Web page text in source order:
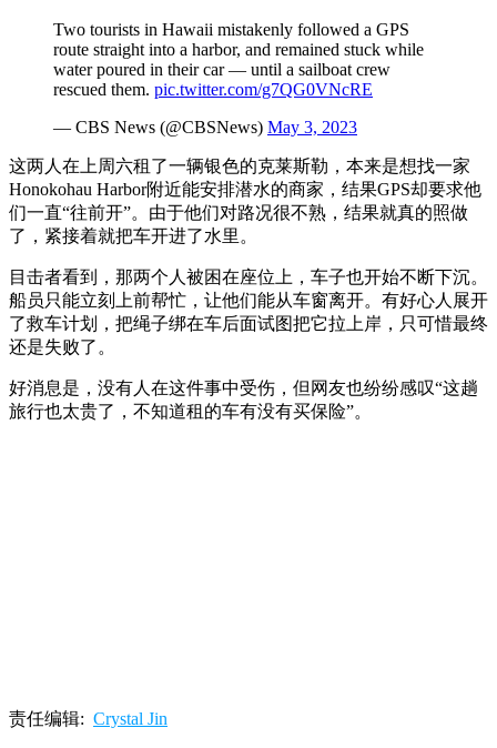
Two tourists in Hawaii mistakenly followed a GPS
route straight into a harbor, and remained stuck while
water poured in their car — until a sailboat crew
rescued them. pic.twitter.com/g7QG0VNcRE
— CBS News (@CBSNews) May 3, 2023
这两人在上周六租了一辆银色的克莱斯勒，本来是想找一家
Honokohau Harbor附近能安排潜水的商家，结果GPS却要求他
们一直“往前开”。由于他们对路况很不熟，结果就真的照做
了，紧接着就把车开进了水里。
目击者看到，那两个人被困在座位上，车子也开始不断下沉。
船员只能立刻上前帮忙，让他们能从车窗离开。有好心人展开
了救车计划，把绳子绑在车后面试图把它拉上岸，只可惜最终
还是失败了。
好消息是，没有人在这件事中受伤，但网友也纷纷感叹“这趟
旅行也太贵了，不知道租的车有没有买保险”。
责任编辑: Crystal Jin